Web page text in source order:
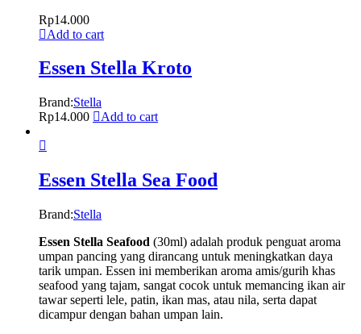
Rp14.000
Add to cart
Essen Stella Kroto
Brand:Stella
Rp14.000 Add to cart
Essen Stella Sea Food
Brand:Stella
Essen Stella Seafood (30ml) adalah produk penguat aroma
umpan pancing yang dirancang untuk meningkatkan daya
tarik umpan. Essen ini memberikan aroma amis/gurih khas
seafood yang tajam, sangat cocok untuk memancing ikan air
tawar seperti lele, patin, ikan mas, atau nila, serta dapat
dicampur dengan bahan umpan lain.